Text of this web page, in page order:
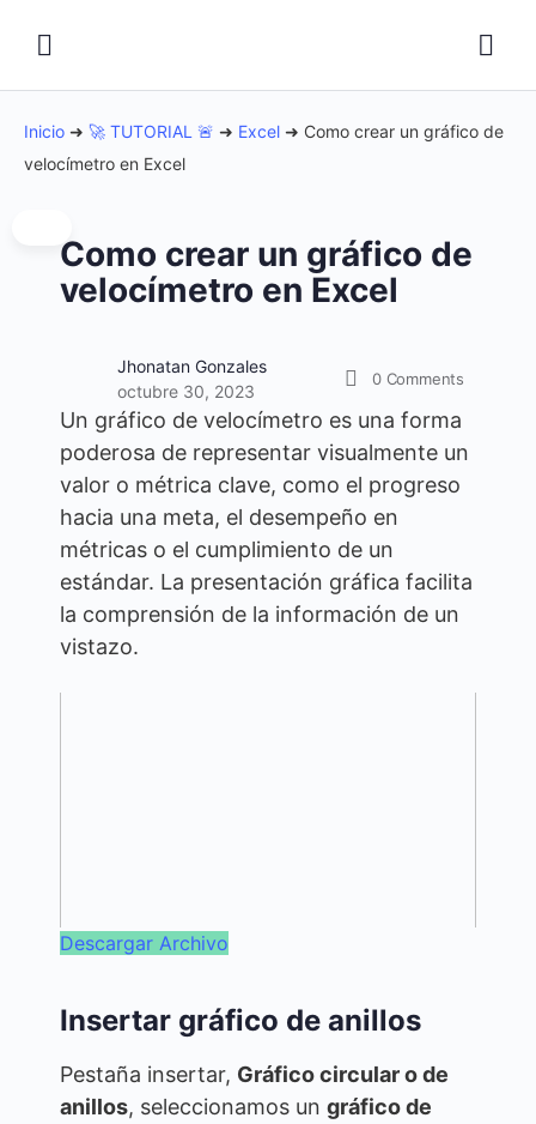
Inicio ➜ 🚀 TUTORIAL 🚨 ➜ Excel ➜ Como crear un gráfico de
velocímetro en Excel
Como crear un gráfico de
velocímetro en Excel
Jhonatan Gonzales
octubre 30, 2023
0 Comments
Un gráfico de velocímetro es una forma
poderosa de representar visualmente un
valor o métrica clave, como el progreso
hacia una meta, el desempeño en
métricas o el cumplimiento de un
estándar. La presentación gráfica facilita
la comprensión de la información de un
vistazo.
Descargar Archivo
Insertar gráfico de anillos
Pestaña insertar, Gráfico circular o de
anillos, seleccionamos un gráfico de